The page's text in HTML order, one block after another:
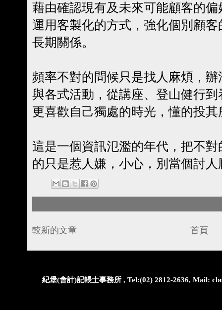
藉由確認現有及未來可能顧客的
運用客製化的方式，強化個別顧
長期關係。
頻率不對的問候只是找人麻煩，
與各式活動，從講座、登山健行
更喜歡自己獨處的時光，懂的投
這是一個資訊氾濫的年代，把不
的只是惹人嫌，小心，別當個討
較新的文章 首頁
紀堡(會計)記帳士事務所 , Tel:(02) 2812-2636, Mail: